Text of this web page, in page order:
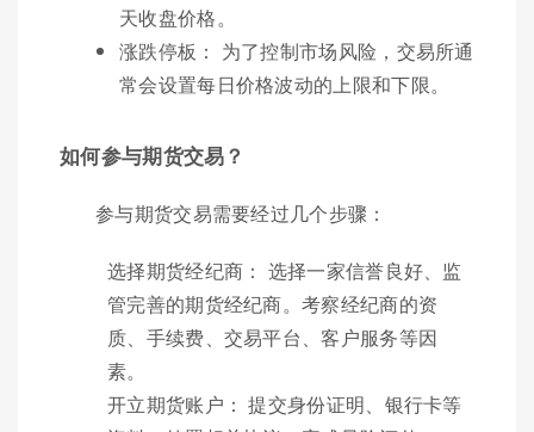
天收盘价格。
涨跌停板： 为了控制市场风险，交易所通
常会设置每日价格波动的上限和下限。
如何参与期货交易？
参与期货交易需要经过几个步骤：
选择期货经纪商： 选择一家信誉良好、监
管完善的期货经纪商。考察经纪商的资
质、手续费、交易平台、客户服务等因
素。
开立期货账户： 提交身份证明、银行卡等